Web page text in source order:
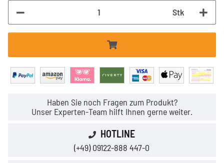
Stk
Haben Sie noch Fragen zum Produkt?
Unser Experten-Team hilft Ihnen gerne weiter.
HOTLINE
(+49) 09122-888 447-0